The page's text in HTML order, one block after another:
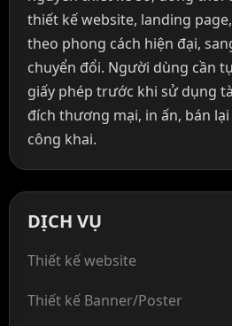
thiết kế website, landing
theo phong cách hiện đại,
chuyển đổi. Người dùng cần
giấy phép trước khi sử dụng
đích thương mại, in ấn, bán
công khai.
DỊCH VỤ
Thiết kế website
Thiết kế Banner/Poster